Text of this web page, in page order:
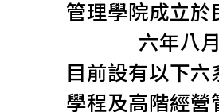
管理學院成立於
六年八月
目前設有以下六
學程及高階經營